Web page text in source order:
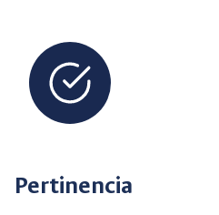
Pertinencia